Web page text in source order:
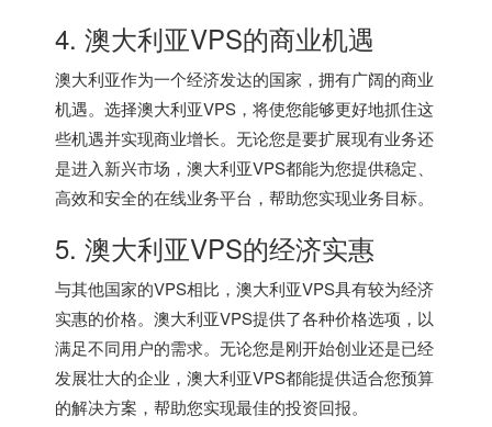
4. 澳大利亚VPS的商业机遇
澳大利亚作为一个经济发达的国家，拥有广阔的商业
机遇。选择澳大利亚VPS，将使您能够更好地抓住这
些机遇并实现商业增长。无论您是要扩展现有业务还
是进入新兴市场，澳大利亚VPS都能为您提供稳定、
高效和安全的在线业务平台，帮助您实现业务目标。
5. 澳大利亚VPS的经济实惠
与其他国家的VPS相比，澳大利亚VPS具有较为经济
实惠的价格。澳大利亚VPS提供了各种价格选项，以
满足不同用户的需求。无论您是刚开始创业还是已经
发展壮大的企业，澳大利亚VPS都能提供适合您预算
的解决方案，帮助您实现最佳的投资回报。